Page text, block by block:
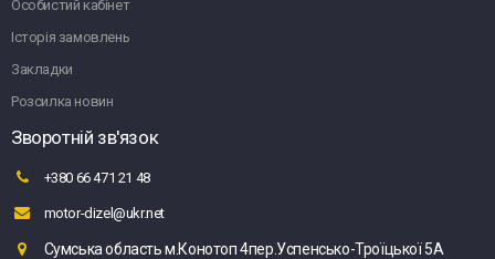
Особистий кабінет
Історія замовлень
Закладки
Розсилка новин
Зворотній зв'язок
+380 66 471 21 48
motor-dizel@ukr.net
Сумська область м.Конотоп 4пер.Успенсько-Троїцької 5А